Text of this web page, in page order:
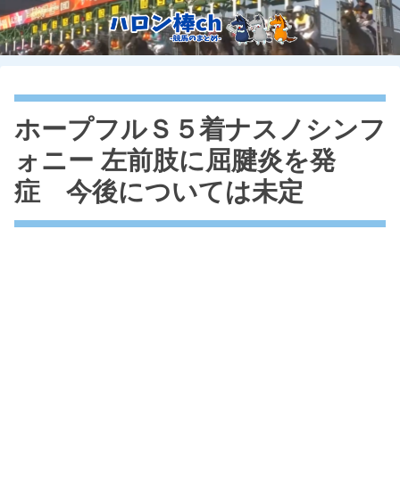
ホープフルＳ５着ナスノシンフ
ォニー 左前肢に屈腱炎を発
症 今後については未定